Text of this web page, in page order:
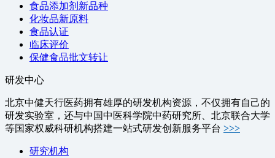
食品添加剂新品种
化妆品新原料
食品认证
临床评价
保健食品批文转让
研发中心
北京中健天行医药拥有雄厚的研发机构资源，不仅拥有自己的
研发实验室，还与中国中医科学院中药研究所、北京联合大学
等国家权威科研机构搭建一站式研发创新服务平台 >>>
研究机构